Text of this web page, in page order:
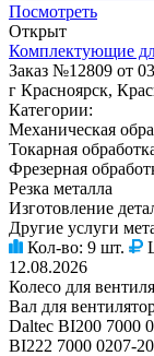
Посмотреть
Открыт
Комплектующие
Заказ №12809 от
г Красноярск,
Категории:
Механическая
Токарная
Фрезерная
Резка металла
Изготовление
Другие услуги
Кол-во: 9 шт.
12.08.2026
Колесо для
Вал для
Daltec BI200 7000
BI222 7000 0207-